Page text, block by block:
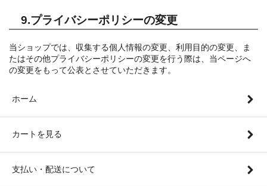
9.プライバシーポリシーの変更
当ショップでは、収集する個人情報の変更、利用目的の変更、ま
たはその他プライバシーポリシーの変更を行う際は、当ページへ
の変更をもって公表とさせていただきます。
ホーム
カートを見る
支払い・配送について